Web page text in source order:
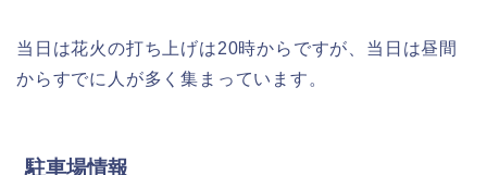
当日は花火の打ち上げは20時からですが、当日は昼間
からすでに人が多く集まっています。
駐車場情報